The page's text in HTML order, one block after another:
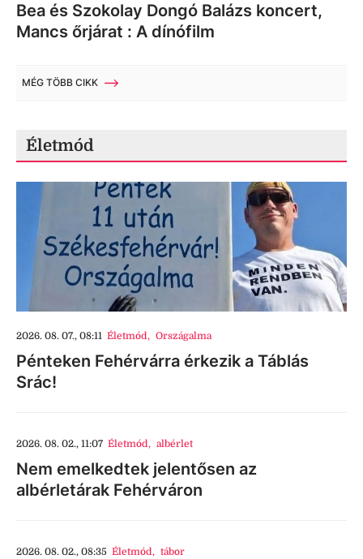
Bea és Szokolay Dongó Balázs koncert,
Mancs őrjárat : A dínófilm
MÉG TÖBB CIKK
Életmód
2026. 08. 07., 08:11 Életmód, Országalma
Pénteken Fehérvárra érkezik a Táblás
Srác!
2026. 08. 02., 11:07 Életmód, albérlet
Nem emelkedtek jelentősen az
albérletárak Fehérváron
2026. 08. 02., 08:35 Életmód, tábor